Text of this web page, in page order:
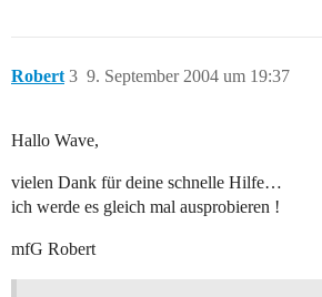
Robert 9. September 2004 um 19:37
3
Hallo Wave,
vielen Dank für deine schnelle Hilfe…
ich werde es gleich mal ausprobieren !
mfG Robert